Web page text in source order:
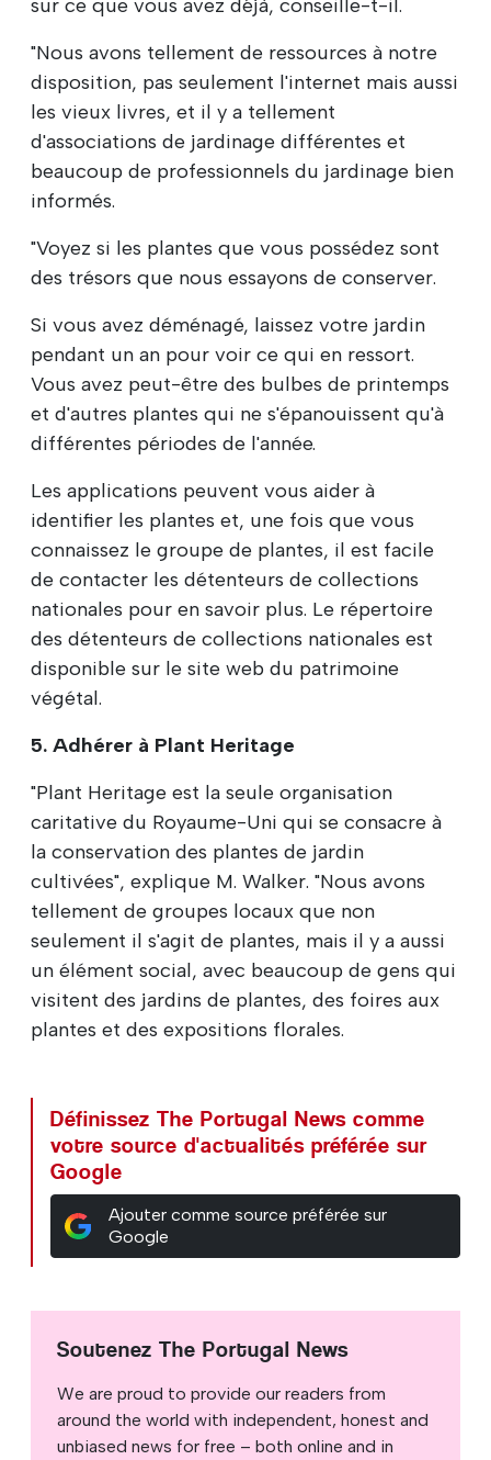
sur ce que vous avez déjà, conseille-t-il.
"Nous avons tellement de ressources à notre
disposition, pas seulement l'internet mais aussi
les vieux livres, et il y a tellement
d'associations de jardinage différentes et
beaucoup de professionnels du jardinage bien
informés.
"Voyez si les plantes que vous possédez sont
des trésors que nous essayons de conserver.
Si vous avez déménagé, laissez votre jardin
pendant un an pour voir ce qui en ressort.
Vous avez peut-être des bulbes de printemps
et d'autres plantes qui ne s'épanouissent qu'à
différentes périodes de l'année.
Les applications peuvent vous aider à
identifier les plantes et, une fois que vous
connaissez le groupe de plantes, il est facile
de contacter les détenteurs de collections
nationales pour en savoir plus. Le répertoire
des détenteurs de collections nationales est
disponible sur le site web du patrimoine
végétal.
5. Adhérer à Plant Heritage
"Plant Heritage est la seule organisation
caritative du Royaume-Uni qui se consacre à
la conservation des plantes de jardin
cultivées", explique M. Walker. "Nous avons
tellement de groupes locaux que non
seulement il s'agit de plantes, mais il y a aussi
un élément social, avec beaucoup de gens qui
visitent des jardins de plantes, des foires aux
plantes et des expositions florales.
Définissez The Portugal News comme
votre source d'actualités préférée sur
Google
Ajouter comme source préférée sur
Google
Soutenez The Portugal News
We are proud to provide our readers from
around the world with independent, honest and
unbiased news for free – both online and in